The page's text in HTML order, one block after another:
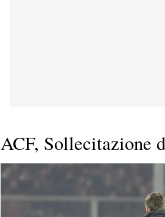
ACF, Sollecitazione